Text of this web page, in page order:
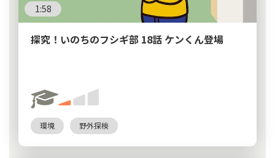
1:58
探究！いのちのフシギ部 18話 ケンくん登場
環境 野外探検